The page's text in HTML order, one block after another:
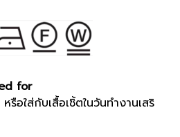
for
รือใส่กับเสื้อเชิ้ตในวันทำงานเสริ